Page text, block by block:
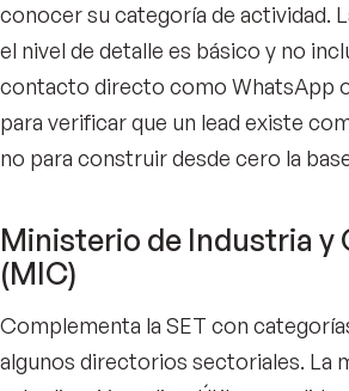
conocer su categoría de actividad.
el nivel de detalle es básico y no
contacto directo como WhatsApp
para verificar que un lead existe
no para construir desde cero la
Ministerio de Industria y
(MIC)
Complementa la SET con
algunos directorios sectoriales. La